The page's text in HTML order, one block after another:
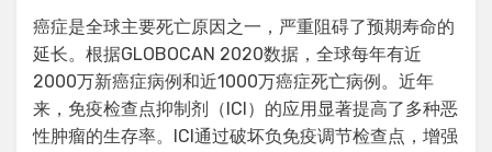
癌症是全球主要死亡原因之一，严重阻碍了预期寿命的
延长。根据GLOBOCAN 2020数据，全球每年有近
2000万新癌症病例和近1000万癌症死亡病例。近年
来，免疫检查点抑制剂（ICI）的应用显著提高了多种恶
性肿瘤的生存率。ICI通过破坏负免疫调节检查点，增强